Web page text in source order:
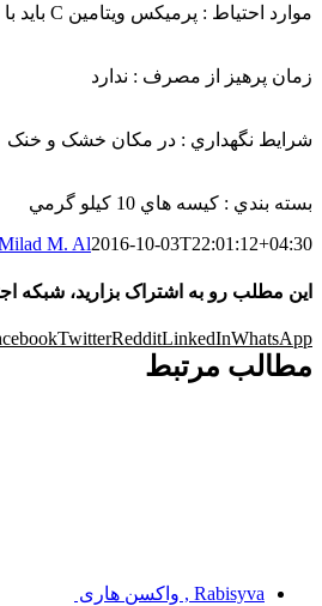
موارد احتياط : پرميکس ويتامين C بايد با خوراک کاملا مخلوط شود . ابتدا مقدار مصرفي را در 10 کيلو گرم غذا مخلوط کرده سپس آنرا به يک تن غذا اضافه نمائيد .
زمان پرهيز از مصرف : ندارد
شرايط نگهداري : در مکان خشک و خنک (25-2 درجه سانتیگراد)نگهداري
بسته بندي : کيسه هاي 10 کيلو گرمي
M. Al2016-10-03T22:01:12+04:30
این مطلب رو به اشتراک بزارید، شبکه
TwitterRedditLinkedInWhatsApp
مطالب مرتبط
Rabisyva , واکسن هاری